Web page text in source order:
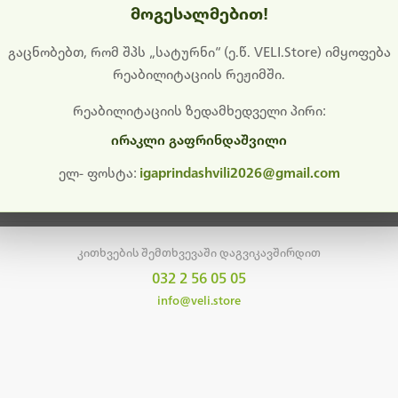
გიხდით შეფერხებისთვის. ამჟამად მიმდინარეობს
განახლება და ტექნიკური სამუშაოები.
მალე ისევ ხელმისაწვდომი იქნება. გმადლობთ მოთმინებისთვის!
მთავარ გვერდზე დაბრუნება
კითხვების შემთხვევაში დაგვიკავშირდით
032 2 56 05 05
info@veli.store
მოგესალმებით!
გაცნობებთ, რომ შპს „სატურნი“ (ე.წ. VELI.Store) იმყოფება
რეაბილიტაციის რეჟიმში.
რეაბილიტაციის ზედამხედველი პირი:
ირაკლი გაფრინდაშვილი
ელ- ფოსტა: igaprindashvili2026@gmail.com